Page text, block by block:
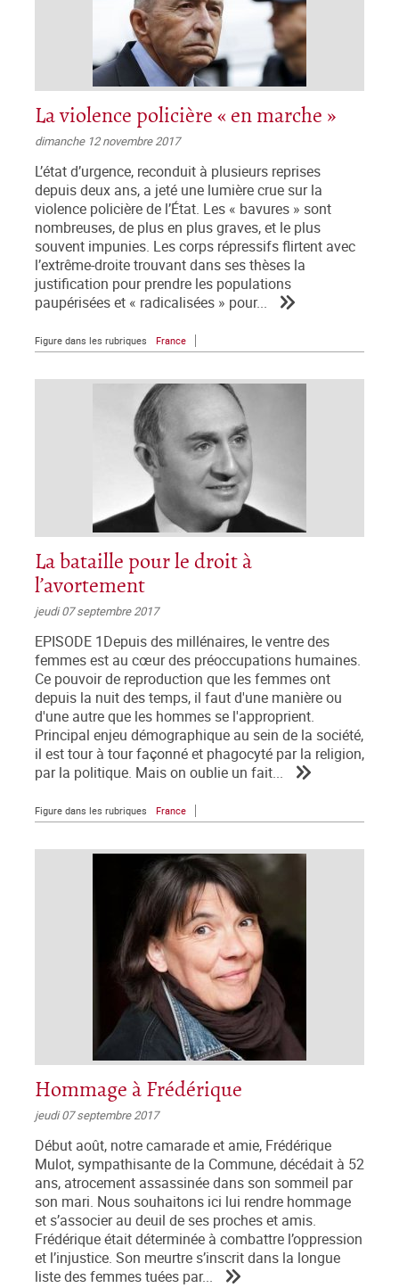
La violence policière « en marche »
dimanche 12 novembre 2017
L’état d’urgence, reconduit à plusieurs reprises
depuis deux ans, a jeté une lumière crue sur la
violence policière de l’État. Les « bavures » sont
nombreuses, de plus en plus graves, et le plus
souvent impunies. Les corps répressifs flirtent avec
l’extrême-droite trouvant dans ses thèses la
justification pour prendre les populations
paupérisées et « radicalisées » pour...
Figure dans les rubriques France
La bataille pour le droit à
l’avortement
jeudi 07 septembre 2017
EPISODE 1Depuis des millénaires, le ventre des
femmes est au cœur des préoccupations humaines.
Ce pouvoir de reproduction que les femmes ont
depuis la nuit des temps, il faut d'une manière ou
d'une autre que les hommes se l'approprient.
Principal enjeu démographique au sein de la société,
il est tour à tour façonné et phagocyté par la religion,
par la politique. Mais on oublie un fait...
Figure dans les rubriques France
Hommage à Frédérique
jeudi 07 septembre 2017
Début août, notre camarade et amie, Frédérique
Mulot, sympathisante de la Commune, décédait à 52
ans, atrocement assassinée dans son sommeil par
son mari. Nous souhaitons ici lui rendre hommage
et s’associer au deuil de ses proches et amis.
Frédérique était déterminée à combattre l’oppression
et l’injustice. Son meurtre s’inscrit dans la longue
liste des femmes tuées par...